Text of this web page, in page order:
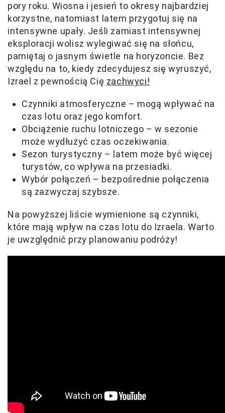
pory roku. Wiosna i jesień to okresy najbardziej
korzystne, natomiast latem przygotuj się na
intensywne upały. Jeśli zamiast intensywnej
eksploracji wolisz wylegiwać się na słońcu,
pamiętaj o jasnym świetle na horyzoncie. Bez
względu na to, kiedy zdecydujesz się wyruszyć,
Izrael z pewnością Cię zachwyci!
Czynniki atmosferyczne – mogą wpływać na
czas lotu oraz jego komfort.
Obciążenie ruchu lotniczego – w sezonie
może wydłużyć czas oczekiwania.
Sezon turystyczny – latem może być więcej
turystów, co wpływa na przesiadki.
Wybór połączeń – bezpośrednie połączenia
są zazwyczaj szybsze.
Na powyższej liście wymienione są czynniki,
które mają wpływ na czas lotu do Izraela. Warto
je uwzględnić przy planowaniu podróży!